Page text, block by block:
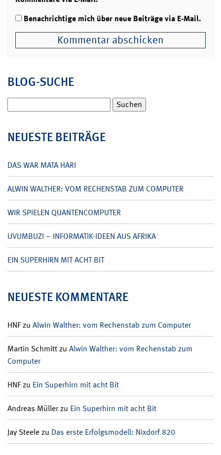
Benachrichtige mich über neue Beiträge via E-Mail.
BLOG-SUCHE
nach:
NEUESTE BEITRÄGE
DAS WAR MATA HARI
ALWIN WALTHER: VOM RECHENSTAB ZUM COMPUTER
WIR SPIELEN QUANTENCOMPUTER
UVUMBUZI – INFORMATIK-IDEEN AUS AFRIKA
EIN SUPERHIRN MIT ACHT BIT
NEUESTE KOMMENTARE
HNFzu Alwin Walther: vom Rechenstab zum Computer
Martin Schmittzu Alwin Walther: vom Rechenstab zum
Computer
HNFzu Ein Superhirn mit acht Bit
Andreas Müllerzu Ein Superhirn mit acht Bit
Jay Steelezu Das erste Erfolgsmodell: Nixdorf 820